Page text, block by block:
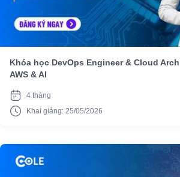
Khóa học DevOps Engineer & Cloud
AWS & AI
4 tháng
Khai giảng: 25/05/2026